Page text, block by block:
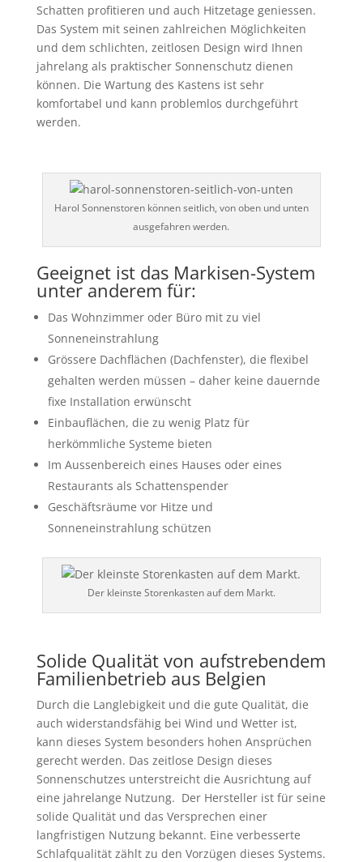
Schatten profitieren und auch Hitzetage geniessen.
Das System mit seinen zahlreichen Möglichkeiten
und dem schlichten, zeitlosen Design wird Ihnen
jahrelang als praktischer Sonnenschutz dienen
können. Die Wartung des Kastens ist sehr
komfortabel und kann problemlos durchgeführt
werden.
Harol Sonnenstoren können seitlich, von oben und unten
ausgefahren werden.
Geeignet ist das Markisen-System
unter anderem für:
Das Wohnzimmer oder Büro mit zu viel
Sonneneinstrahlung
Grössere Dachflächen (Dachfenster), die flexibel
gehalten werden müssen – daher keine dauernde
fixe Installation erwünscht
Einbauflächen, die zu wenig Platz für
herkömmliche Systeme bieten
Im Aussenbereich eines Hauses oder eines
Restaurants als Schattenspender
Geschäftsräume vor Hitze und
Sonneneinstrahlung schützen
Der kleinste Storenkasten auf dem Markt.
Solide Qualität von aufstrebendem
Familienbetrieb aus Belgien
Durch die Langlebigkeit und die gute Qualität, die
auch widerstandsfähig bei Wind und Wetter ist,
kann dieses System besonders hohen Ansprüchen
gerecht werden. Das zeitlose Design dieses
Sonnenschutzes unterstreicht die Ausrichtung auf
eine jahrelange Nutzung. Der Hersteller ist für seine
solide Qualität und das Versprechen einer
langfristigen Nutzung bekannt. Eine verbesserte
Schlafqualität zählt zu den Vorzügen dieses Systems.